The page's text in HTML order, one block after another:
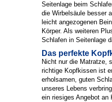
Seitenlage beim
die Wirbelsäule besser
leicht angezogenen
Körper. Als weiteren
Schlafen in Seitenlage
Das perfekte
Nicht nur die Matratze,
richtige Kopfkissen ist
erholsamen, guten
unseres Lebens
ein riesiges Angebot an